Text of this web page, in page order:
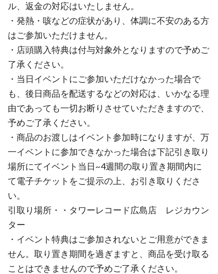
ル、返金の対応はいたしません。
・発熱・咳などの症状があり、体調に不安のある方
はご参加いただけません。
・店頭購入特典は付与対象外となりますので予めご
了承ください。
・当日イベントにご参加いただけなかった場合で
も、後日商品を配送するなどの対応は、いかなる理
由であっても一切お断りさせていただきますので、
予めご了承ください。
・商品のお渡しはイベント参加時になりますが、万
一イベントに参加できなかった場合は下記引き取り
場所にてイベント当日~4週間の取り置き期間内に
て電子チケットをご提示の上、お引き取りくださ
い。
引取り場所・・タワーレコード広島店 レジカウン
ター
・イベント特典はご参加されないとご用意ができま
せん。取り置き期間を過ぎますと、商品を受け取る
ことはできませんので予めご了承ください。